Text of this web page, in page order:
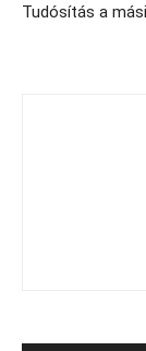
Tudósítás a